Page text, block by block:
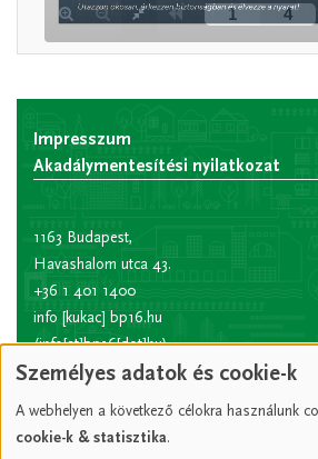
Impresszum
Akadálymentesítési nyilatkozat
1163 Budapest,
Havashalom utca 43.
+36 1 401 1400
info [kukac] bp16.hu
(info[at]bp16[dot]hu)
Hivatali kapu rövid
Személyes adatok és cookie-k
A webhelyen a következő célokra használunk
cookie-k & statisztika.